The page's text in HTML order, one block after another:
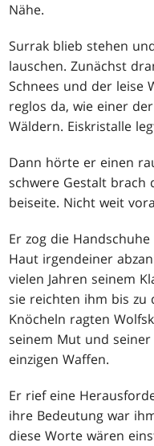
Nähe.
Surrak blieb stehen
lauschen. Zunächst
Schnees und der leise
reglos da, wie einer
Wäldern. Eiskristalle
Dann hörte er einen
schwere Gestalt brach
beiseite. Nicht weit
Er zog die
Haut irgendeiner
vielen Jahren seinem
sie reichten ihm bis zu
Knöcheln ragten
seinem Mut und
einzigen Waffen.
Er rief eine
ihre Bedeutung war
diese Worte wären